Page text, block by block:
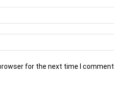
for the next time I comment.